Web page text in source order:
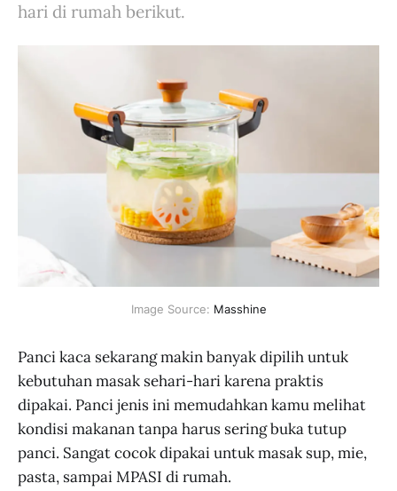
hari di rumah berikut.
Image Source: Masshine
Panci kaca sekarang makin banyak dipilih untuk
kebutuhan masak sehari-hari karena praktis
dipakai. Panci jenis ini memudahkan kamu melihat
kondisi makanan tanpa harus sering buka tutup
panci. Sangat cocok dipakai untuk masak sup, mie,
pasta, sampai MPASI di rumah.